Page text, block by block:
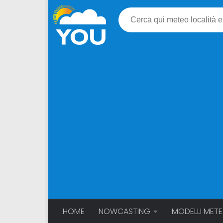
HOME NOWCASTING MODELLI